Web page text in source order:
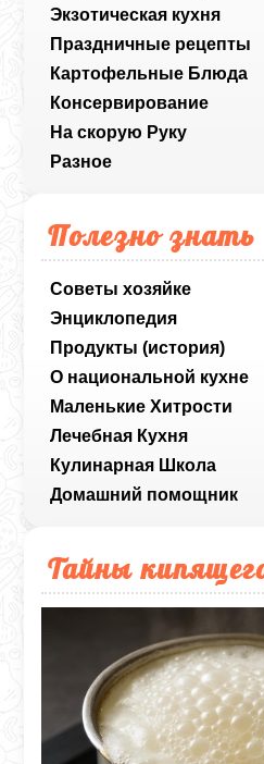
Экзотическая кухня
Праздничные рецепты
Картофельные Блюда
Консервирование
На скорую Руку
Разное
Полезно знать
Советы хозяйке
Энциклопедия
Продукты (история)
О национальной кухне
Маленькие Хитрости
Лечебная Кухня
Кулинарная Школа
Домашний помощник
Тайны